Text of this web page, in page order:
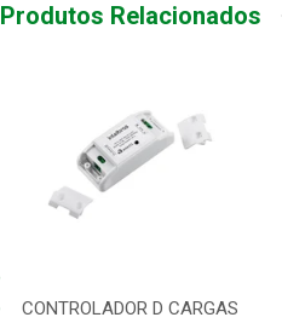
Produtos Relacionados
CONTROLADOR D CARGAS